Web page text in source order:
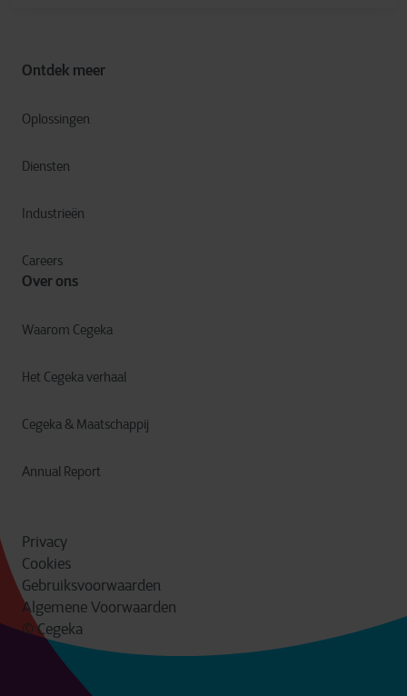
Ontdek meer
Oplossingen
Diensten
Industrieën
Careers
Over ons
Waarom Cegeka
Het Cegeka verhaal
Cegeka & Maatschappij
Annual Report
Privacy
Cookies
Gebruiksvoorwaarden
Algemene Voorwaarden
© Cegeka